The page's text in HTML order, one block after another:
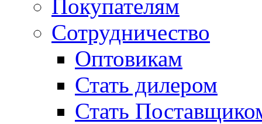
Покупателям
Сотрудничество
Оптовикам
Стать дилером
Стать